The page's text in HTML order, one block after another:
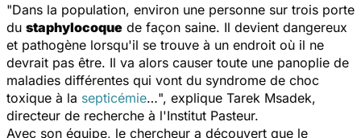
"Dans la population, environ une personne sur trois porte
du staphylocoque de façon saine. Il devient dangereux
et pathogène lorsqu'il se trouve à un endroit où il ne
devrait pas être. Il va alors causer toute une panoplie de
maladies différentes qui vont du syndrome de choc
toxique à la septicémie…", explique Tarek Msadek,
directeur de recherche à l'Institut Pasteur.
Avec son équipe, le chercheur a découvert que le